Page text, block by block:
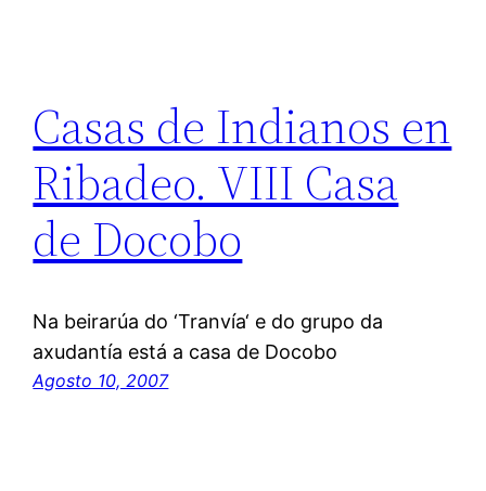
Casas de Indianos en
Ribadeo. VIII Casa
de Docobo
Na beirarúa do ‘Tranvía‘ e do grupo da
axudantía está a casa de Docobo
Agosto 10, 2007